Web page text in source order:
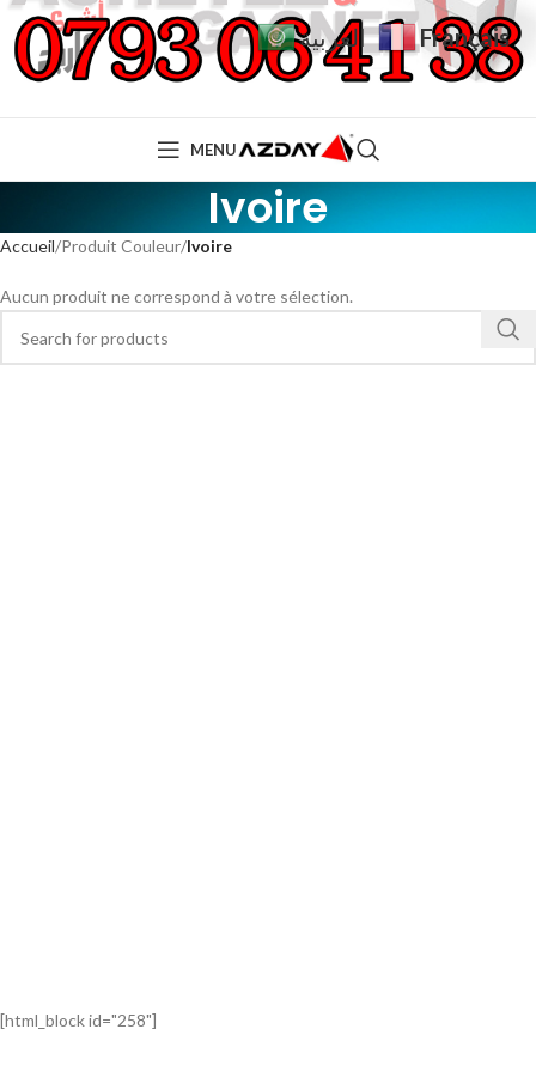
MENU
Ivoire
Accueil Produit Couleur Ivoire
Aucun produit ne correspond à votre sélection.
[html_block id="258"]
العربية Français